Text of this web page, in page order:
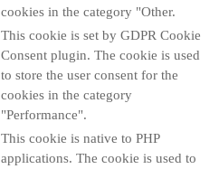
cookies in the category "Other.
This cookie is set by GDPR Cookie
Consent plugin. The cookie is used
to store the user consent for the
cookies in the category
"Performance".
This cookie is native to PHP
applications. The cookie is used to